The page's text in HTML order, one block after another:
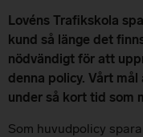
Lovéns Trafikskola
kund så länge det
nödvändigt för att
denna policy. Vårt
under så kort tid som
Som huvudpolicy